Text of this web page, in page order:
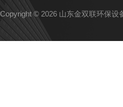
Copyright © 2026 山东金双联环保